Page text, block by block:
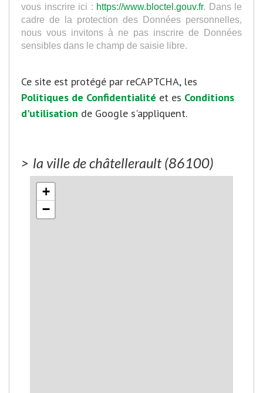
vous inscrire ici : https://www.bloctel.gouv.fr. Dans le
cadre de la protection des Données personnelles,
nous vous invitons à ne pas inscrire de Données
sensibles dans le champ de saisie libre.
Ce site est protégé par reCAPTCHA, les
Politiques de Confidentialité et es Conditions
d'utilisation de Google s'appliquent.
> la ville de châtellerault (86100)
+
−